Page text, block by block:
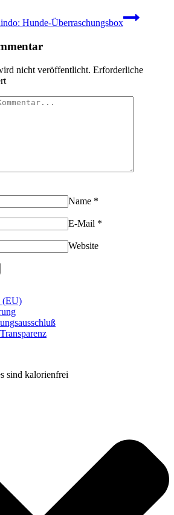
Hunde-Überraschungsbox
nicht veröffentlicht. Erforderliche
Name *
E-Mail *
Website
(EU)
sind kalorienfrei